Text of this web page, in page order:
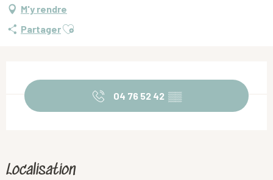
M'y rendre
PartagerAjouter aux favoris
04 76 52 42 ▒▒
Localisation